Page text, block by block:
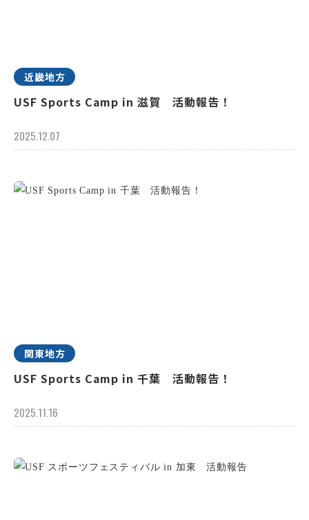
近畿地方
USF Sports Camp in 滋賀 活動報告！
2025.12.07
関東地方
USF Sports Camp in 千葉 活動報告！
2025.11.16